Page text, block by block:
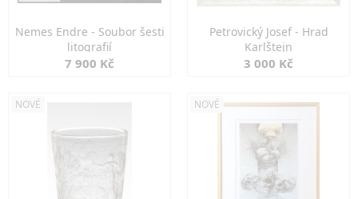
Nemes Endre - Soubor šesti
litografií
7 900 Kč
Petrovický Josef - Hrad
Karlštejn
3 000 Kč
NOVÉ NOVÉ